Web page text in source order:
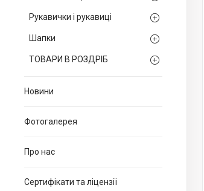
Рукавички і рукавиці
Шапки
ТОВАРИ В РОЗДРІБ
Новини
Фотогалерея
Про нас
Сертифікати та ліцензії